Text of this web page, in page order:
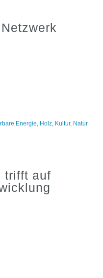
Energie, Holz, Kultur, Natur
trifft auf